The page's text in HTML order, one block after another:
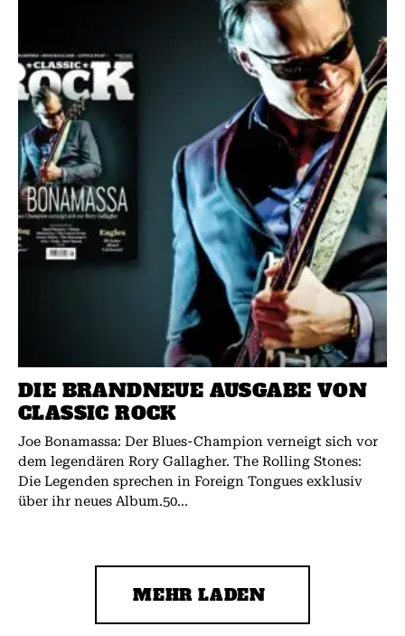
DIE BRANDNEUE AUSGABE VON
CLASSIC ROCK
Joe Bonamassa: Der Blues-Champion verneigt sich vor
dem legendären Rory Gallagher. The Rolling Stones:
Die Legenden sprechen in Foreign Tongues exklusiv
über ihr neues Album.50...
MEHR LADEN